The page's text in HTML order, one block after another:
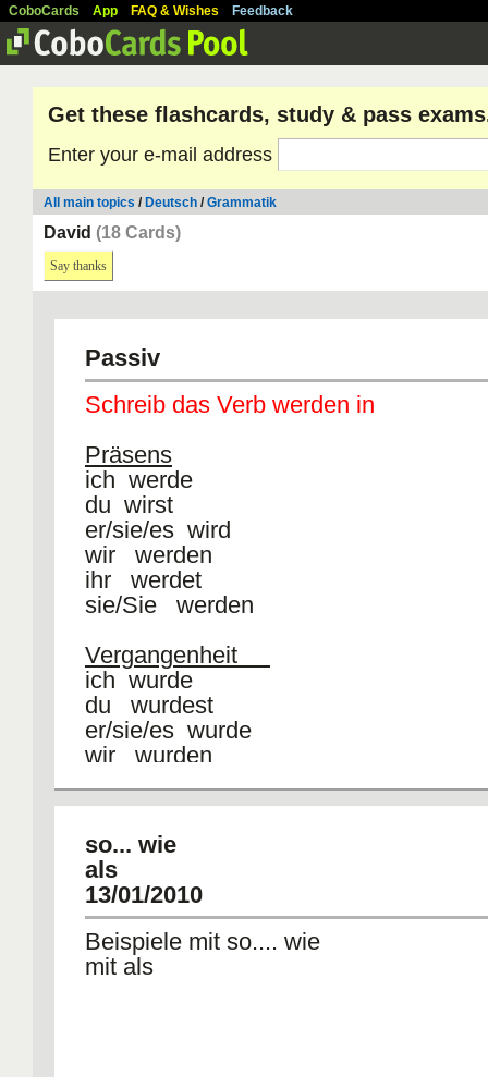
CoboCards App FAQ & Wishes Feedback
Get these flashcards, study & pass
Enter your e-mail address
All main topics / Deutsch /Grammatik
David (18 Cards)
Say thanks
Passiv
Schreib das Verb werden in
Präsens
ich werde
du wirst
er/sie/es wird
wir werden
ihr werdet
sie/Sie werden
Vergangenheit
ich wurde
du wurdest
er/sie/es wurde
wir wurden
sie/Sie wurden
Gib ein paar Beispiele:
Passiv in Präsens: werden im
II
In diesem Geschäft wird es Brot
verkaufen (vender)
so... wie
als
13/01/2010
Beispiele mit so.... wie
mit als